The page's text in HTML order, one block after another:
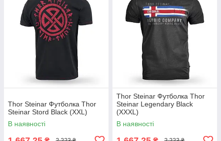
Thor Steinar Футболка Thor
Steinar Stord Black (XXL)
В наявності
Thor Steinar Футболка Thor
Steinar Legendary Black
(XXXL)
В наявності